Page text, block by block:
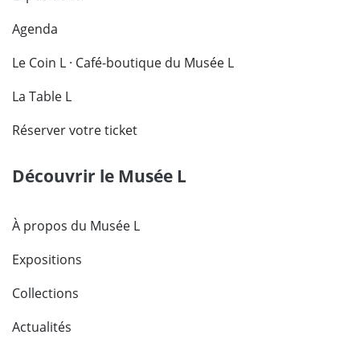
Agenda
Le Coin L · Café-boutique du Musée L
La Table L
Réserver votre ticket
Découvrir le Musée L
À propos du Musée L
Expositions
Collections
Actualités